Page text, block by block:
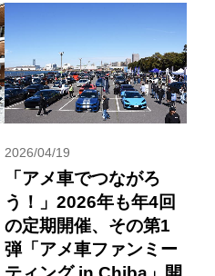
2026/04/19
「アメ車でつながろ
う！」2026年も年4回
の定期開催、その第1
弾「アメ車ファンミー